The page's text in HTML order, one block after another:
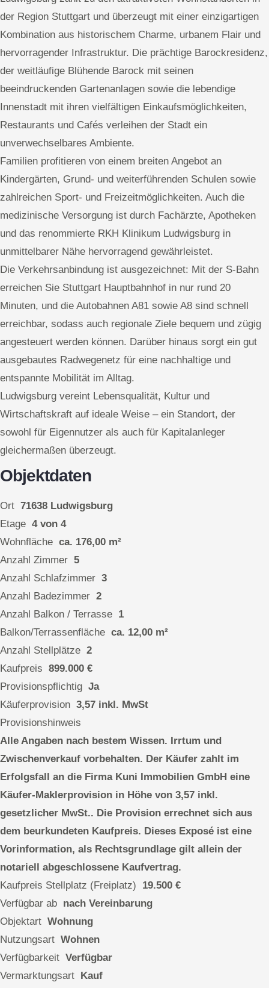
der Region Stuttgart und überzeugt mit einer einzigartigen
Kombination aus historischem Charme, urbanem Flair und
hervorragender Infrastruktur. Die prächtige Barockresidenz,
der weitläufige Blühende Barock mit seinen
beeindruckenden Gartenanlagen sowie die lebendige
Innenstadt mit ihren vielfältigen Einkaufsmöglichkeiten,
Restaurants und Cafés verleihen der Stadt ein
unverwechselbares Ambiente.
Familien profitieren von einem breiten Angebot an
Kindergärten, Grund- und weiterführenden Schulen sowie
zahlreichen Sport- und Freizeitmöglichkeiten. Auch die
medizinische Versorgung ist durch Fachärzte, Apotheken
und das renommierte RKH Klinikum Ludwigsburg in
unmittelbarer Nähe hervorragend gewährleistet.
Die Verkehrsanbindung ist ausgezeichnet: Mit der S-Bahn
erreichen Sie Stuttgart Hauptbahnhof in nur rund 20
Minuten, und die Autobahnen A81 sowie A8 sind schnell
erreichbar, sodass auch regionale Ziele bequem und zügig
angesteuert werden können. Darüber hinaus sorgt ein gut
ausgebautes Radwegenetz für eine nachhaltige und
entspannte Mobilität im Alltag.
Ludwigsburg vereint Lebensqualität, Kultur und
Wirtschaftskraft auf ideale Weise – ein Standort, der
sowohl für Eigennutzer als auch für Kapitalanleger
gleichermaßen überzeugt.
Objektdaten
Ort 71638 Ludwigsburg
Etage 4 von 4
Wohnfläche ca. 176,00 m²
Anzahl Zimmer 5
Anzahl Schlafzimmer 3
Anzahl Badezimmer 2
Anzahl Balkon / Terrasse 1
Balkon/Terrassenfläche ca. 12,00 m²
Anzahl Stellplätze 2
Kaufpreis 899.000 €
Provisionspflichtig Ja
Käuferprovision 3,57 inkl. MwSt
Provisionshinweis
Alle Angaben nach bestem Wissen. Irrtum und
Zwischenverkauf vorbehalten. Der Käufer zahlt im
Erfolgsfall an die Firma Kuni Immobilien GmbH eine
Käufer-Maklerprovision in Höhe von 3,57 inkl.
gesetzlicher MwSt.. Die Provision errechnet sich aus
dem beurkundeten Kaufpreis. Dieses Exposé ist eine
Vorinformation, als Rechtsgrundlage gilt allein der
notariell abgeschlossene Kaufvertrag.
Kaufpreis Stellplatz (Freiplatz)
19.500 €
Verfügbar ab nach Vereinbarung
Objektart Wohnung
Nutzungsart Wohnen
Verfügbarkeit Verfügbar
Vermarktungsart Kauf